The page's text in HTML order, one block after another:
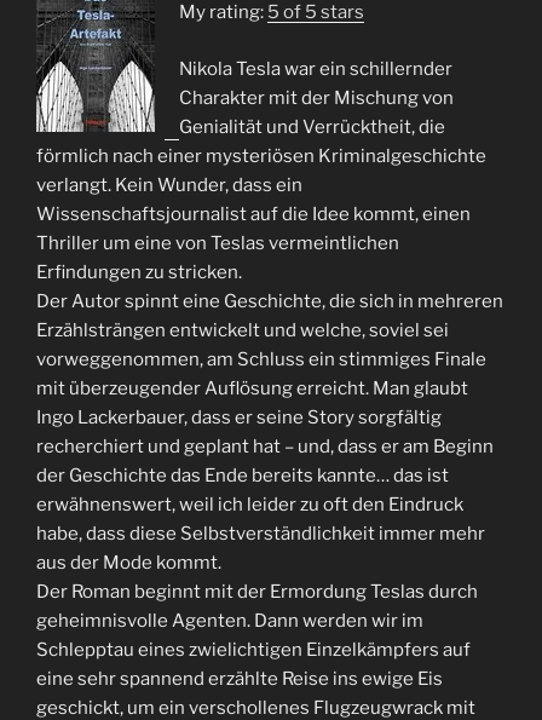
My rating: 5 of 5 stars
Nikola Tesla war ein schillernder
Charakter mit der Mischung von
Genialität und Verrücktheit, die
förmlich nach einer mysteriösen Kriminalgeschichte
verlangt. Kein Wunder, dass ein
Wissenschaftsjournalist auf die Idee kommt, einen
Thriller um eine von Teslas vermeintlichen
Erfindungen zu stricken.
Der Autor spinnt eine Geschichte, die sich in mehreren
Erzählsträngen entwickelt und welche, soviel sei
vorweggenommen, am Schluss ein stimmiges Finale
mit überzeugender Auflösung erreicht. Man glaubt
Ingo Lackerbauer, dass er seine Story sorgfältig
recherchiert und geplant hat – und, dass er am Beginn
der Geschichte das Ende bereits kannte… das ist
erwähnenswert, weil ich leider zu oft den Eindruck
habe, dass diese Selbstverständlichkeit immer mehr
aus der Mode kommt.
Der Roman beginnt mit der Ermordung Teslas durch
geheimnisvolle Agenten. Dann werden wir im
Schlepptau eines zwielichtigen Einzelkämpfers auf
eine sehr spannend erzählte Reise ins ewige Eis
geschickt, um ein verschollenes Flugzeugwrack mit